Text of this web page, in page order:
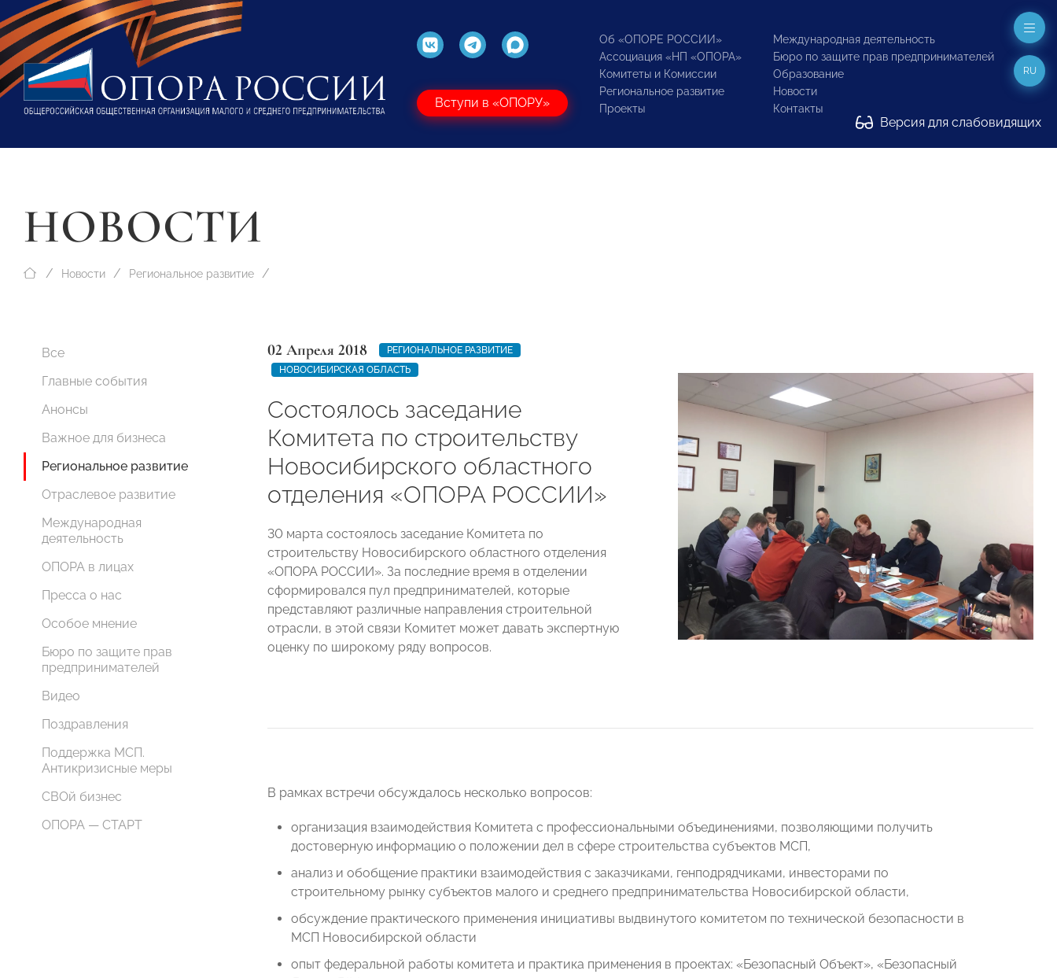
Вступи в «ОПОРУ»
Об «ОПОРЕ РОССИИ»
Ассоциация «НП «ОПОРА»
Комитеты и Комиссии
Региональное развитие
Проекты
Международная деятельность
Бюро по защите прав предпринимателей
Образование
Новости
Контакты
Версия для слабовидящих
RU
НОВОСТИ
Новости Региональное развитие
Все
Главные события
Анонсы
Важное для бизнеса
Региональное развитие
Отраслевое развитие
Международная
деятельность
ОПОРА в лицах
Пресса о нас
Особое мнение
Бюро по защите прав
предпринимателей
Видео
Поздравления
Поддержка МСП.
Антикризисные меры
СВОй бизнес
ОПОРА — СТАРТ
02 Апреля 2018
РЕГИОНАЛЬНОЕ РАЗВИТИЕ
НОВОСИБИРСКАЯ ОБЛАСТЬ
Состоялось заседание
Комитета по строительству
Новосибирского областного
отделения «ОПОРА РОССИИ»
30 марта состоялось заседание Комитета по
строительству Новосибирского областного отделения
«ОПОРА РОССИИ». За последние время в отделении
сформировался пул предпринимателей, которые
представляют различные направления строительной
отрасли, в этой связи Комитет может давать экспертную
оценку по широкому ряду вопросов.
В рамках встречи обсуждалось несколько вопросов:
организация взаимодействия Комитета с профессиональными объединениями, позволяющими получить
достоверную информацию о положении дел в сфере строительства субъектов МСП,
анализ и обобщение практики взаимодействия с заказчиками, генподрядчиками, инвесторами по
строительному рынку субъектов малого и среднего предпринимательства Новосибирской области,
обсуждение практического применения инициативы выдвинутого комитетом по технической безопасности в
МСП Новосибирской области
опыт федеральной работы комитета и практика применения в проектах: «Безопасный Объект», «Безопасный